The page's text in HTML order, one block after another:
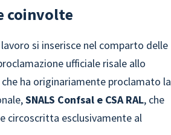
coinvolte
si inserisce nel comparto delle
ufficiale risale allo
che ha originariamente proclamato la
SNALS Confsal e CSA RAL, che
circoscritta esclusivamente al